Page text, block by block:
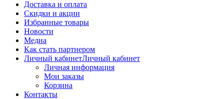
Доставка и оплата
Скидки и акции
Избранные товары
Новости
Медиа
Как стать партнером
Личный кабинетЛичный кабинет
Личная информация
Мои заказы
Корзина
Контакты